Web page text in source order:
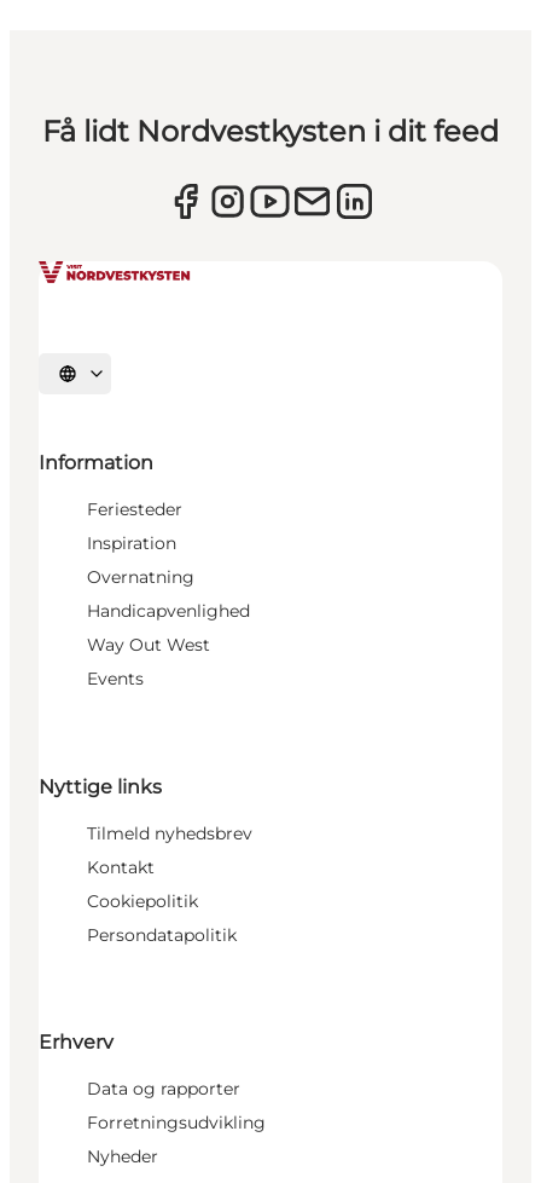
Få lidt Nordvestkysten i dit feed
Vælg sprog
Information
Feriesteder
Inspiration
Overnatning
Handicapvenlighed
Way Out West
Events
Nyttige links
Tilmeld nyhedsbrev
Kontakt
Cookiepolitik
Persondatapolitik
Erhverv
Data og rapporter
Forretningsudvikling
Nyheder